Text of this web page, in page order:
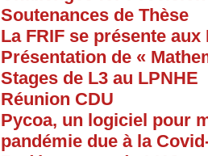
Soutenances de Thèse
La FRIF se présente aux
Présentation de «
Stages de L3 au LPNHE
Réunion CDU
Pycoa, un logiciel pour
pandémie due à la